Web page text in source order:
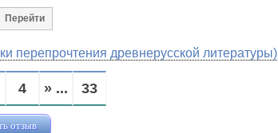
перепрочтения древнерусской литературы)
4 » ... 33
отзыв